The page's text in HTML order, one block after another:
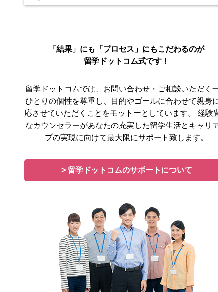
「結果」にも「プロセス」にもこだわるのが
留学ドットコム式です！
留学ドットコムでは、お問い合わせ・ご相談いただく
ひとりの個性を尊重し、目的やゴールに合わせて親身
応させていただくことをモットーとしています。 経験
なカウンセラーがあなたの充実した留学生活とキャリ
プの実現に向けて最大限にサポート致します。
> 留学ドットコムのサポートについて